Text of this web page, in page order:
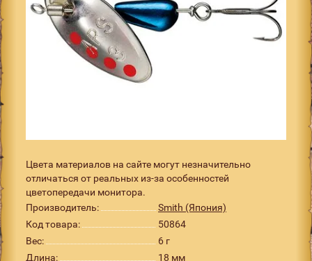
Цвета материалов на сайте могут незначительно
отличаться от реальных из-за особенностей
цветопередачи монитора.
Производитель:
Smith (Япония)
Код товара:
50864
Вес:
6 г
Длина:
18 мм